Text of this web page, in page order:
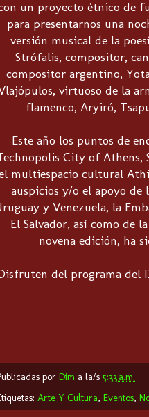
un proyecto étnico de
para presentarnos una
versión musical de la
Strófalis, compositor,
compositor argentino,
virtuoso de la
flamenco, Aryiró,
Este año los puntos de
City of Athens,
multiespacio cultural
auspicios y/o el apoyo de
y Venezuela, la
El Salvador, así como de
novena edición, ha
del programa del
por Dim a la/s 5:33 a.m.
Arte Y Cultura, Eventos,